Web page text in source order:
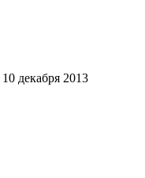
10 декабря 2013